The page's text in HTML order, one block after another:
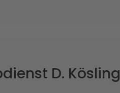
D. Kösling